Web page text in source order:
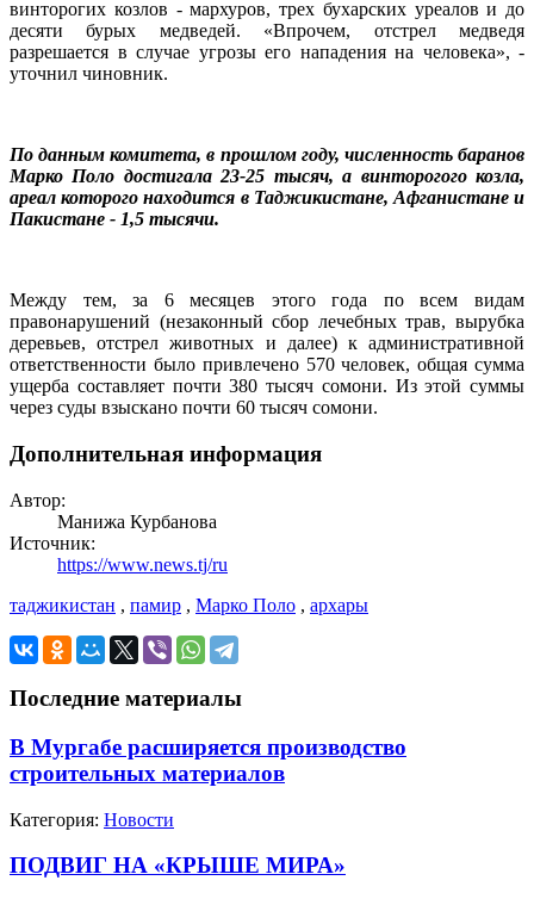
винторогих козлов - мархуров, трех бухарских уреалов и до
десяти бурых медведей. «Впрочем, отстрел медведя
разрешается в случае угрозы его нападения на человека», -
уточнил чиновник.
По данным комитета, в прошлом году, численность баранов
Марко Поло достигала 23-25 тысяч, а винторогого козла,
ареал которого находится в Таджикистане, Афганистане и
Пакистане - 1,5 тысячи.
Между тем, за 6 месяцев этого года по всем видам
правонарушений (незаконный сбор лечебных трав, вырубка
деревьев, отстрел животных и далее) к административной
ответственности было привлечено 570 человек, общая сумма
ущерба составляет почти 380 тысяч сомони. Из этой суммы
через суды взыскано почти 60 тысяч сомони.
Дополнительная информация
Автор:
Манижа Курбанова
Источник:
https://www.news.tj/ru
таджикистан , памир , Марко Поло , архары
Последние материалы
В Мургабе расширяется производство
строительных материалов
Категория: Новости
ПОДВИГ НА «КРЫШЕ МИРА»